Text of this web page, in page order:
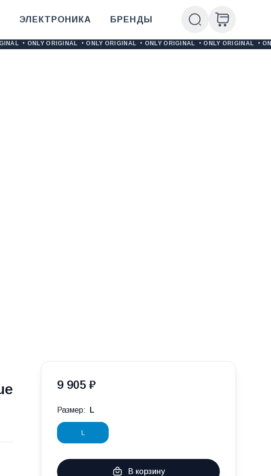
ЭЛЕКТРОНИКА БРЕНДЫ
• ONLY ORIGINAL • ONLY ORIGINAL • ONLY ORIGINAL • ONLY ORIGINAL •
9 905 ₽
Размер: L
L
В корзину